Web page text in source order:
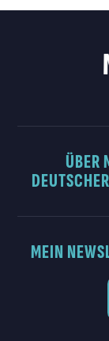
ÜBER
MEIN